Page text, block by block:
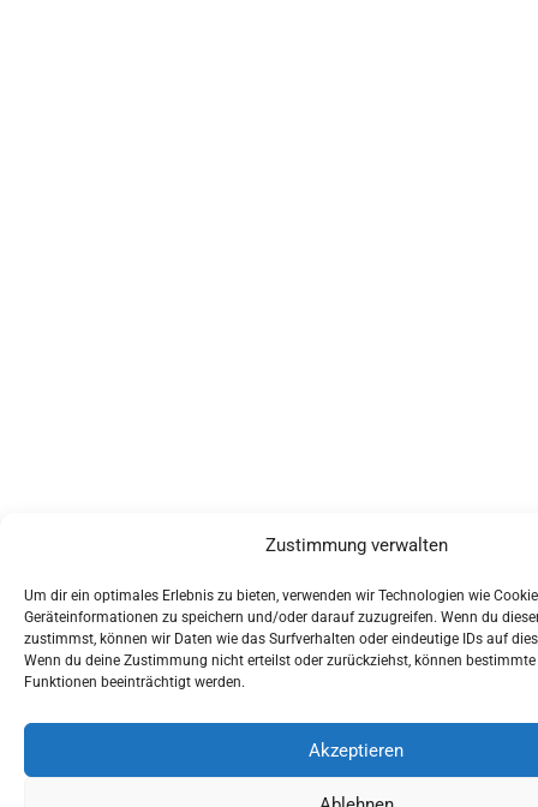
Zustimmung verwalten
Um dir ein optimales Erlebnis zu bieten, verwenden wir Technologien wie
Geräteinformationen zu speichern und/oder darauf zuzugreifen. Wenn du
zustimmst, können wir Daten wie das Surfverhalten oder eindeutige IDs auf
Wenn du deine Zustimmung nicht erteilst oder zurückziehst, können
Funktionen beeinträchtigt werden.
Akzeptieren